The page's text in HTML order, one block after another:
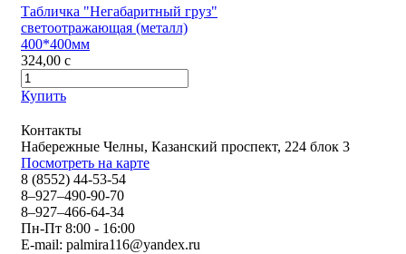
Табличка "Негабаритный груз"
светоотражающая (металл)
400*400мм
324,00 c
Купить
Контакты
Набережные Челны, Казанский проспект, 224 блок 3
Посмотреть на карте
8 (8552) 44-53-54
8–927–490-90-70
8–927–466-64-34
Пн-Пт 8:00 - 16:00
E-mail: palmira116@yandex.ru